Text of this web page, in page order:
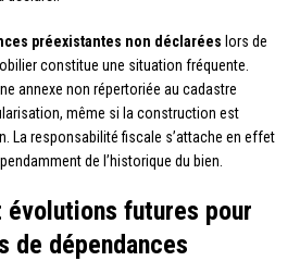
préexistantes non déclarées lors de
constitue une situation fréquente.
annexe non répertoriée au cadastre
même si la construction est
La responsabilité fiscale s’attache en effet
de l’historique du bien.
futures pour
de dépendances